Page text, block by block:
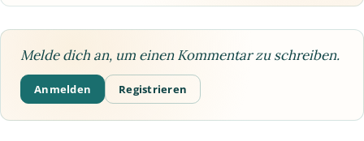
Melde dich an, um einen Kommentar zu schreiben.
Anmelden Registrieren